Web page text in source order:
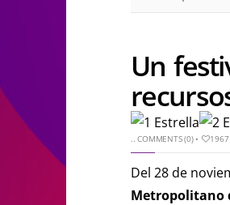
Un
..COMMENTS (0)• 1967
Del 28 de
Metropolitano